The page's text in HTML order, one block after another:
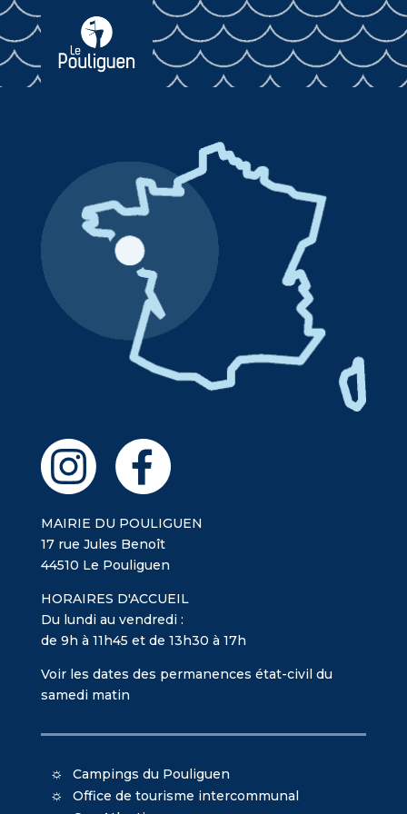
MAIRIE DU POULIGUEN
17 rue Jules Benoît
44510 Le Pouliguen
HORAIRES D'ACCUEIL
Du lundi au vendredi :
de 9h à 11h45 et de 13h30 à 17h
Voir les dates des permanences état-civil du
samedi matin
Campings du Pouliguen
Office de tourisme intercommunal